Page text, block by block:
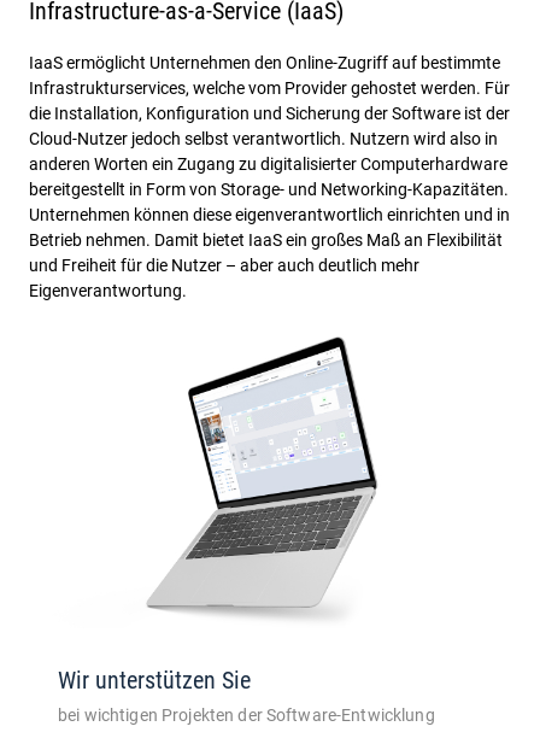
Infrastructure-as-a-Service (IaaS)
IaaS ermöglicht Unternehmen den Online-Zugriff auf bestimmte
Infrastrukturservices, welche vom Provider gehostet werden. Für
die Installation, Konfiguration und Sicherung der Software ist der
Cloud-Nutzer jedoch selbst verantwortlich. Nutzern wird also in
anderen Worten ein Zugang zu digitalisierter Computerhardware
bereitgestellt in Form von Storage- und Networking-Kapazitäten.
Unternehmen können diese eigenverantwortlich einrichten und in
Betrieb nehmen. Damit bietet IaaS ein großes Maß an Flexibilität
und Freiheit für die Nutzer – aber auch deutlich mehr
Eigenverantwortung.
Wir unterstützen Sie
bei wichtigen Projekten der Software-Entwicklung